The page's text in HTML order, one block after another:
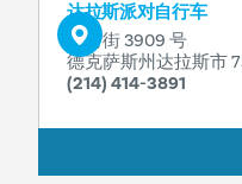
达拉斯派对自行车
榆树街 3909 号
德克萨斯州达拉斯市
(214) 414-3891